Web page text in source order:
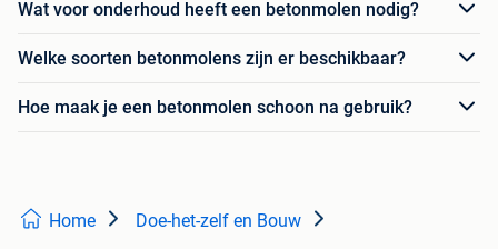
Wat voor onderhoud heeft een betonmolen nodig?
Welke soorten betonmolens zijn er beschikbaar?
Hoe maak je een betonmolen schoon na gebruik?
Home Doe-het-zelf en Bouw